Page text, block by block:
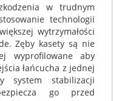
w trudnym
technologii
wytrzymałości
Zęby kasety są nie
wyprofilowane aby
łańcucha z jednej
system stabilizacji
go przed